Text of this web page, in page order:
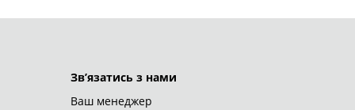
ТОВ "АРТА-ХІМГРУП"© 2026
Зв’язатись з нами
Ваш менеджер